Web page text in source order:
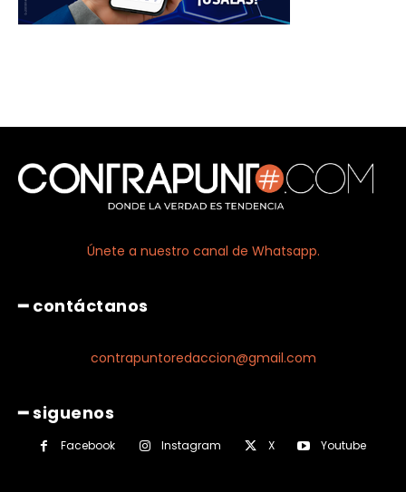
Únete a nuestro canal de Whatsapp.
━ contáctanos
contrapuntoredaccion@gmail.com
━ siguenos
Facebook Instagram X Youtube